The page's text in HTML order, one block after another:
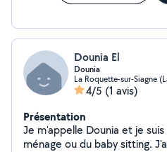
Dounia El
Dounia
La Roquette-sur-Siagne
4/5 (1 avis)
Présentation
Je m'appelle Dounia et je suis disponible pour faire du
ménage ou du baby sitting. J'ai de l'expérience dans